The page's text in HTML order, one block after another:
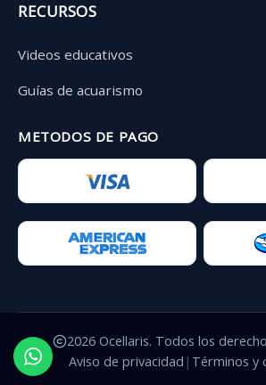
RECURSOS
Videos educativos
Guías de acuarismo
METODOS DE PAGO
2026 Ocellaris. Todos los
Aviso de privacidad | Términos y